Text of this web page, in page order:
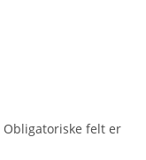
Obligatoriske felt er